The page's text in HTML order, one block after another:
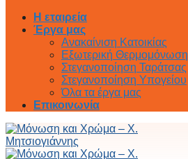
Η εταιρεία
Έργα μας
Ανακαίνιση Κατοικίας
Εξωτερική Θερμομόνωση
Στεγανοποίηση Ταράτσας
Στεγανοποίηση Υπογείου
Όλα τα έργα μας
Επικοινωνία